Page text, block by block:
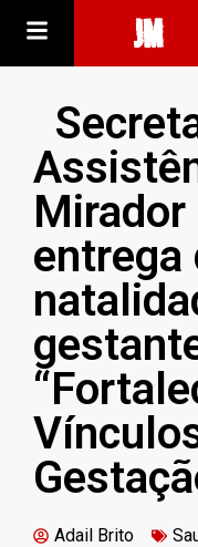
JM
Mirador
entrega
Adail Brito